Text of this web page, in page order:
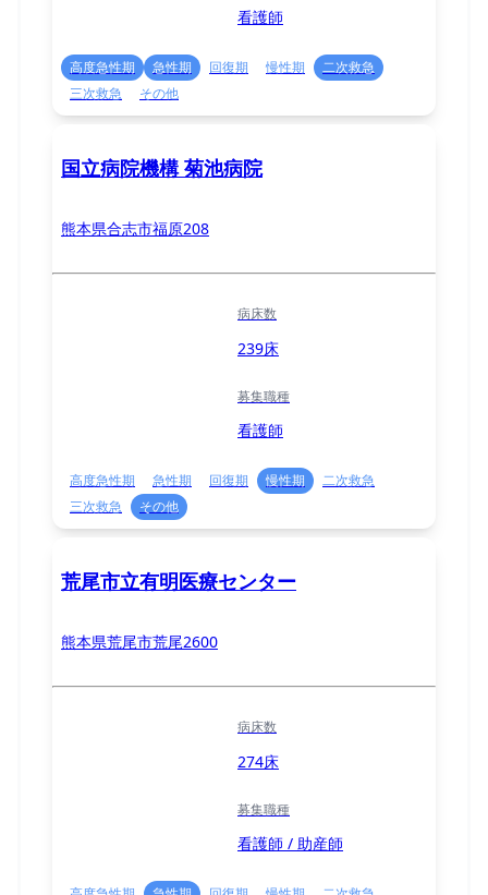
看護師
高度急性期 急性期 回復期 慢性期
二次救急
三次救急
その他
国立病院機構 菊池病院
熊本県合志市福原208
病床数
239床
募集職種
看護師
高度急性期 急性期 回復期 慢性期
二次救急
三次救急
その他
荒尾市立有明医療センター
熊本県荒尾市荒尾2600
病床数
274床
募集職種
看護師 / 助産師